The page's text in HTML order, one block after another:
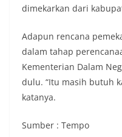
dimekarkan dari
Adapun rencana
dalam tahap
Kementerian Dalam
dulu. “Itu masih butuh
katanya.
Sumber : Tempo